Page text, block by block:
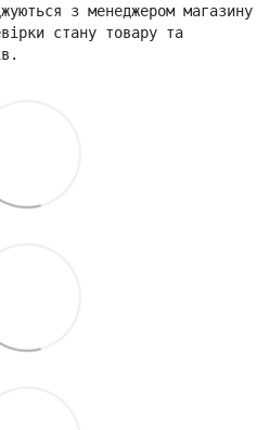
з менеджером магазину
стану товару та